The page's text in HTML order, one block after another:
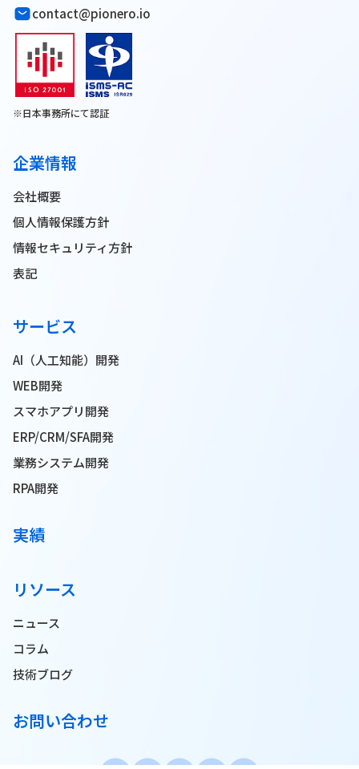
contact@pionero.io
※日本事務所にて認証
企業情報
会社概要
個人情報保護方針
情報セキュリティ方針
表記
サービス
AI（人工知能）開発
WEB開発
スマホアプリ開発
ERP/CRM/SFA開発
業務システム開発
RPA開発
実績
リソース
ニュース
コラム
技術ブログ
お問い合わせ